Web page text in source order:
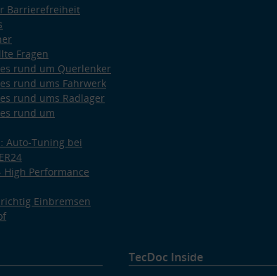
Barrierefreiheit
Fragen
rund um Querlenker
rund ums Fahrwerk
rund ums Radlager
rund um
Auto-Tuning bei
High Performance
richtig Einbremsen
TecDoc Inside